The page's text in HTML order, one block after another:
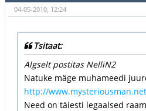
04-05-2010, 12:24
Tsitaat:
Algselt postitas NelliN2
Natuke mäge muhameedi
http://
Need on täiesti legaalsed